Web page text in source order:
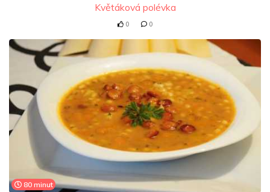
Květáková polévka
0 0
80 minut